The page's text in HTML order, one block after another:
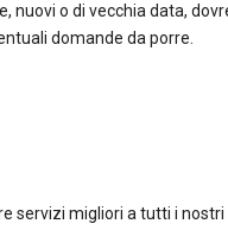
nuovi o di vecchia data,
domande da porre.
servizi migliori a tutti i